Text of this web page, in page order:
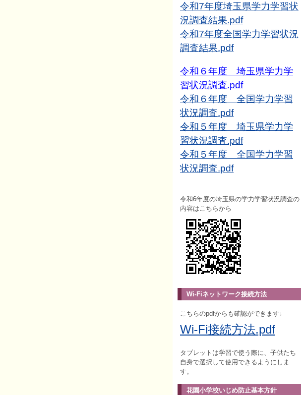
令和7年度埼玉県学力学習状
況調査結果.pdf
令和7年度全国学力学習状況
調査結果.pdf
令和６年度 埼玉県学力学
習状況調査.pdf
令和６年度 全国学力学習
状況調査.pdf
令和５年度 埼玉県学力学
習状況調査.pdf
令和５年度 全国学力学習
状況調査.pdf
令和6年度の埼玉県の学力学習状況調査の
内容はこちらから
Wi-Fiネットワーク接続方法
こちらのpdfからも確認ができます↓
Wi-Fi接続方法.pdf
タブレットは学習で使う際に、子供たち
自身で選択して使用できるようにしま
す。
花園小学校いじめ防止基本方針